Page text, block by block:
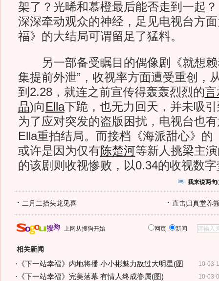
架了？光晞和慕橙最后能否走到一起
深深牵动观众的神经，足见电视台方
福》的大结局可谓留足了猛料。
另一部备受瞩目的偶像剧《就想赖
集提前外泄”，收视率方面遭受重创，
到2.28，就连之前宣传得轰轰烈烈的言
品)向 Ella下跪，也无力回天，并未吸
为了应对突发的盗版困扰，电视台也
Ella重拍结局。而接档《海派甜心》的
或许是因为仅有陈楚河等新人挑梁主
的该剧则收视惨败，以0.34的收视数
我来说两句(
二月二抬头龙见喜 直击归真堂养
上网从搜狗开始 网页 新闻
相关新闻
10-03-
· 《下一站幸福》内地将播 小小彬魅力敌过大明星(图
10-03-
· 《下一站幸福》完美落幕 有情人终成眷属(图)